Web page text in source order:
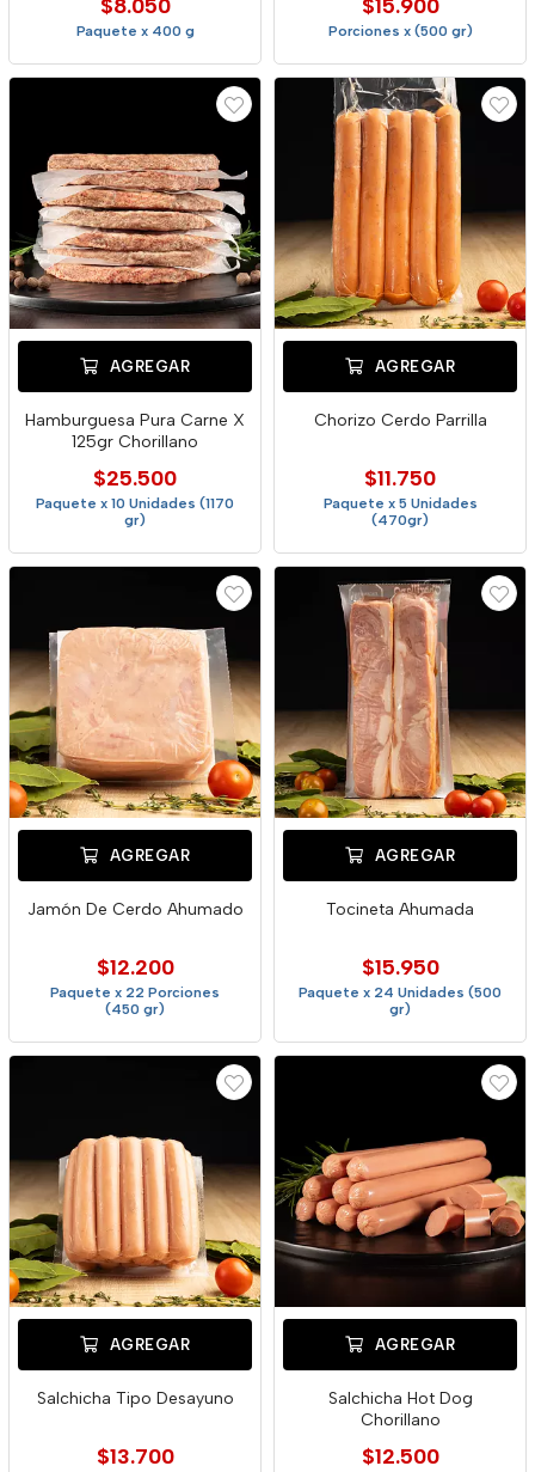
$8.050
Paquete x 400 g
$15.900
Porciones x (500 gr)
AGREGAR
Hamburguesa Pura Carne X
125gr Chorillano
$25.500
Paquete x 10 Unidades (1170
gr)
AGREGAR
Chorizo Cerdo Parrilla
$11.750
Paquete x 5 Unidades
(470gr)
AGREGAR
Jamón De Cerdo Ahumado
$12.200
Paquete x 22 Porciones
(450 gr)
AGREGAR
Tocineta Ahumada
$15.950
Paquete x 24 Unidades (500
gr)
AGREGAR
Salchicha Tipo Desayuno
$13.700
AGREGAR
Salchicha Hot Dog
Chorillano
$12.500